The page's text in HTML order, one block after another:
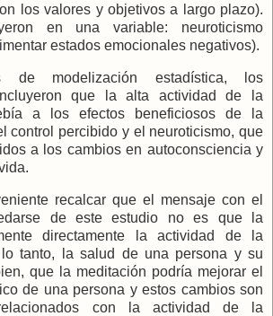
los valores y objetivos a largo plazo).
en una variable: neuroticismo
estados emocionales negativos).
de modelización estadística, los
que la alta actividad de la
a los efectos beneficiosos de la
control percibido y el neuroticismo, que
a los cambios en autoconsciencia y
recalcar que el mensaje con el
de este estudio no es que la
directamente la actividad de la
tanto, la salud de una persona y su
que la meditación podría mejorar el
de una persona y estos cambios son
con la actividad de la